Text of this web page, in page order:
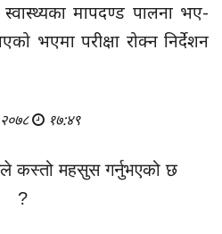
स्वास्थ्यका मापदण्ड पालना भए-
भएमा परीक्षा रोक्न निर्देशन
२०७८ १७:४९
कस्तो महसुस गर्नुभएको छ
?